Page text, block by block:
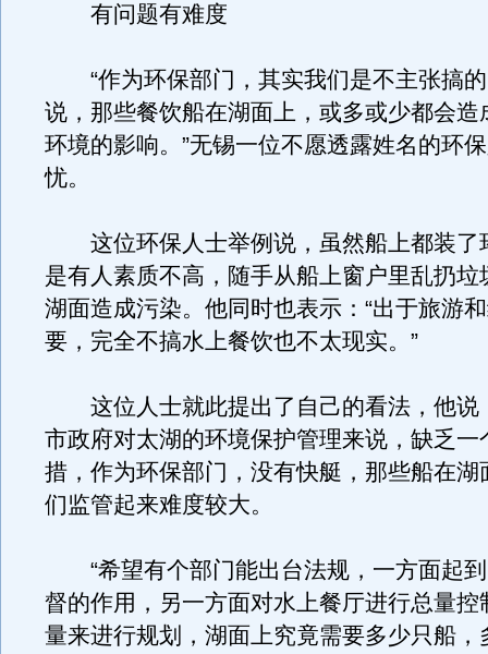
有问题有难度
“作为环保部门，其实我们是不主张搞的
说，那些餐饮船在湖面上，或多或少都会造
环境的影响。”无锡一位不愿透露姓名的环
忧。
这位环保人士举例说，虽然船上都装了
是有人素质不高，随手从船上窗户里乱扔垃
湖面造成污染。他同时也表示：“出于旅游
要，完全不搞水上餐饮也不太现实。”
这位人士就此提出了自己的看法，他说
市政府对太湖的环境保护管理来说，缺乏一
措，作为环保部门，没有快艇，那些船在湖
们监管起来难度较大。
“希望有个部门能出台法规，一方面起到
督的作用，另一方面对水上餐厅进行总量控
量来进行规划，湖面上究竟需要多少只船，